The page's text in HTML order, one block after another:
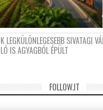
LEGKÜLÖNLEGESEBB SIVATAGI
IS AGYAGBÓL ÉPÜLT
FOLLOW.IT